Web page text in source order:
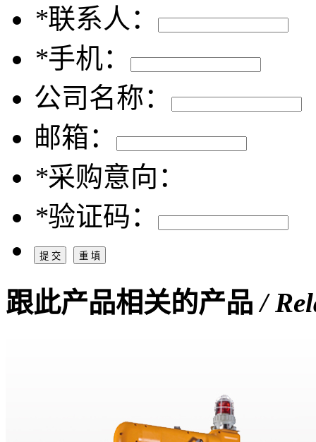
*联系人：
*手机：
公司名称：
邮箱：
*采购意向：
*验证码：
跟此产品相关的产品/